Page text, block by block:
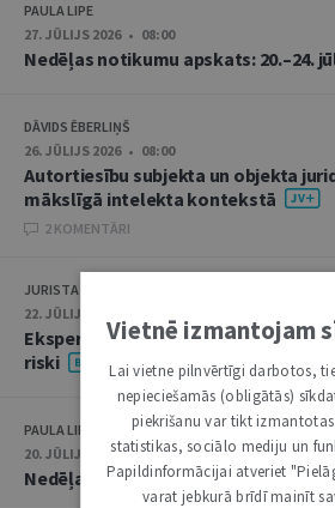
PAULA LIPE
27. JŪLIJS 2026 • 08:00
Nedēļas notikumu apskats: 20.–24.
DĀVIDS ĒBERLIŅŠ
26. JŪLIJS 2026 • 08:00
Autortiesību subjekta un objekta
mākslīgā intelekta kontekstā
2 KOMENTĀRI
JURISTA VĀRDS
22. JŪLIJS 2026 • 14:00
Ekspertu saruna jūlijā:
riski
PAULA LIPE
20. JŪLIJS 2026 • 16:05
Nedēļas notikumu apskats: 13.–17.
Vietnē izmantojam
Lai vietne pilnvērtīgi darbotos,
nepieciešamās (obligātās)
piekrišanu var tikt
statistikas, sociālo mediju un
Papildinformācijai atveriet
varat jebkurā brīdī mainīt